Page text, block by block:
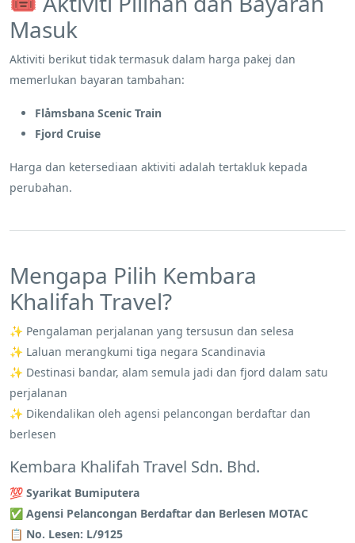
Masuk
Aktiviti berikut tidak termasuk dalam harga pakej dan
memerlukan bayaran tambahan:
Flåmsbana Scenic Train
Fjord Cruise
Harga dan ketersediaan aktiviti adalah tertakluk kepada
perubahan.
Mengapa Pilih Kembara
Khalifah Travel?
✨ Pengalaman perjalanan yang tersusun dan selesa
✨ Laluan merangkumi tiga negara Scandinavia
✨ Destinasi bandar, alam semula jadi dan fjord dalam satu
perjalanan
✨ Dikendalikan oleh agensi pelancongan berdaftar dan
berlesen
Kembara Khalifah Travel Sdn. Bhd.
💯 Syarikat Bumiputera
✅ Agensi Pelancongan Berdaftar dan Berlesen MOTAC
📋 No. Lesen: L/9125